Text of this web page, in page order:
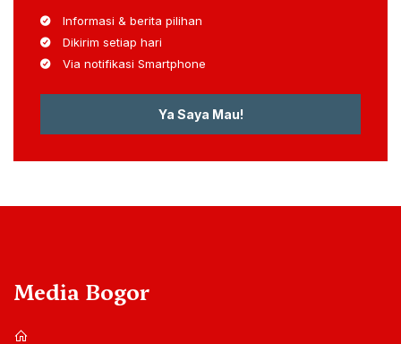
Informasi & berita pilihan
Dikirim setiap hari
Via notifikasi Smartphone
Ya Saya Mau!
Media Bogor